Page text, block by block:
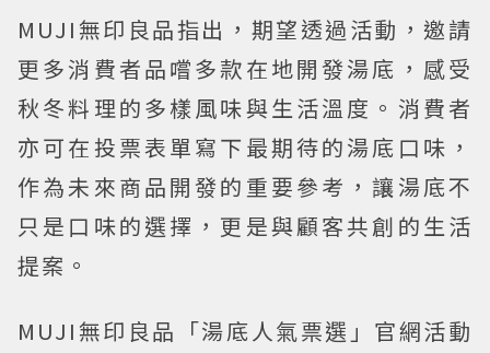
MUJI無印良品指出，期望透過活動，邀請
更多消費者品嚐多款在地開發湯底，感受
秋冬料理的多樣風味與生活溫度。消費者
亦可在投票表單寫下最期待的湯底口味，
作為未來商品開發的重要參考，讓湯底不
只是口味的選擇，更是與顧客共創的生活
提案。
MUJI無印良品「湯底人氣票選」官網活動